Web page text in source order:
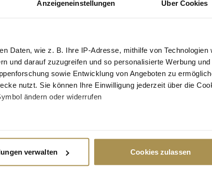
Anzeigeneinstellungen Über Cookies
Daten, wie z. B. Ihre IP-Adresse, mithilfe von Technologien
und darauf zuzugreifen und so personalisierte Werbung und
sowie Entwicklung von Angeboten zu
nutzt. Sie können Ihre Einwilligung jederzeit über die
ändern oder widerrufen
verarbeitet werden, und legen Sie Ihre Präferenzen im
verwalten Cookies zulassen
Advertisement